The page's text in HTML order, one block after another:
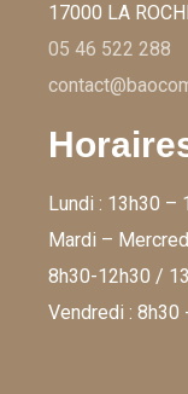
17000 LA
05 46 522 288
Lundi : 13h30 –
Mardi –
8h30-12h30 /
Vendredi : 8h30